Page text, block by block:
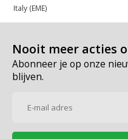
in Italy (EME)
Nooit meer acties
Abonneer je op onze
blijven.